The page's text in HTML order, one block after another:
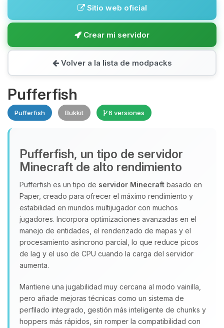
Sitio web oficial
Crear mi servidor
Volver a la lista de modpacks
Pufferfish
Pufferfish Bukkit 6 versiones
Pufferfish, un tipo de servidor
Minecraft de alto rendimiento
Pufferfish es un tipo de servidor Minecraft basado en
Paper, creado para ofrecer el máximo rendimiento y
estabilidad en mundos multijugador con muchos
jugadores. Incorpora optimizaciones avanzadas en el
manejo de entidades, el renderizado de mapas y el
procesamiento asíncrono parcial, lo que reduce picos
de lag y el uso de CPU cuando la carga del servidor
aumenta.
Mantiene una jugabilidad muy cercana al modo vainilla,
pero añade mejoras técnicas como un sistema de
perfilado integrado, gestión más inteligente de chunks y
hoppers más rápidos, sin romper la compatibilidad con
hablar! Soy Choupy, tu pequeno
asistente de BoxToPlay. Cuentame
que necesitas y moveré mis
pequenos circuitos para ayudarte.
07/08/2026 04:34